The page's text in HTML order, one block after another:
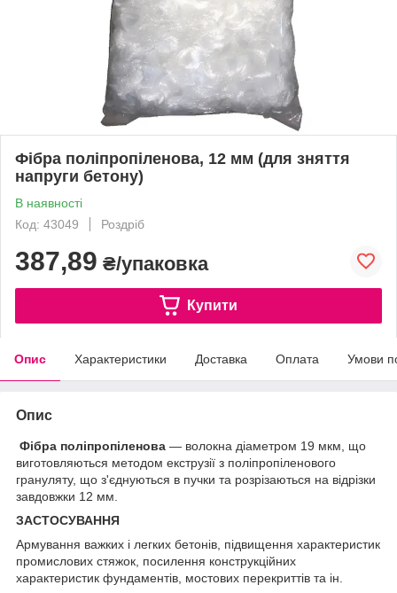
Фібра поліпропіленова, 12 мм (для зняття
напруги бетону)
В наявності
Код: 43049
Роздріб
387,89 ₴/упаковка
Купити
Опис Характеристики Доставка Оплата Умови
Опис
Фібра поліпропіленова — волокна діаметром 19 мкм, що
виготовляються методом екструзії з поліпропіленового
грануляту, що з'єднуються в пучки та розрізаються на відрізки
завдовжки 12 мм.
ЗАСТОСУВАННЯ
Армування важких і легких бетонів, підвищення характеристик
промислових стяжок, посилення конструкційних
характеристик фундаментів, мостових перекриттів та ін.